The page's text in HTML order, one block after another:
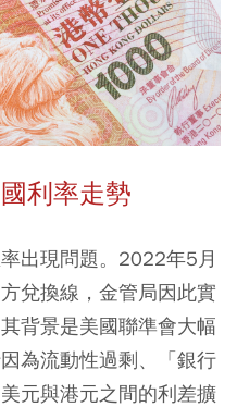
利率走勢
出現問題。2022年5月
兌換線，金管局因此實
背景是美國聯準會大幅
為流動性過剩、「銀行
元與港元之間的利差擴